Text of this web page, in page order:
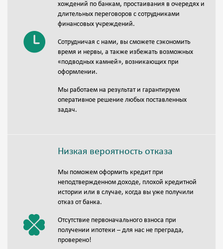
хождений по банкам, простаивания в очередях и
длительных переговоров с сотрудниками
финансовых учреждений.
Сотрудничая с нами, вы сможете сэкономить
время и нервы, а также избежать возможных
«подводных камней», возникающих при
оформлении.
Мы работаем на результат и гарантируем
оперативное решение любых поставленных
задач.
Низкая вероятность отказа
Мы поможем оформить кредит при
неподтвержденном доходе, плохой кредитной
истории или в случае, когда вы уже получили
отказ от банка.
Отсутствие первоначального взноса при
получении ипотеки – для нас не преграда,
проверено!